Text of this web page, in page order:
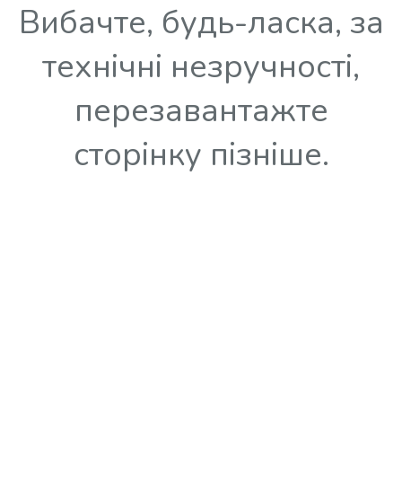
Вибачте, будь-ласка, за
технічні незручності,
перезавантажте
сторінку пізніше.